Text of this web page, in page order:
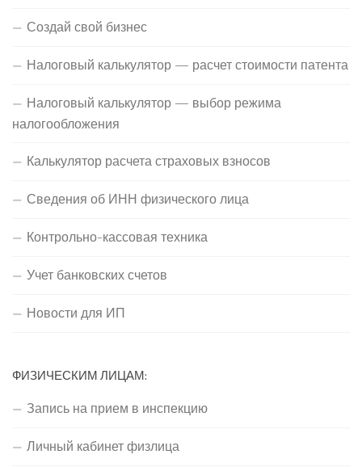
Создай свой бизнес
Налоговый калькулятор — расчет стоимости патента
Налоговый калькулятор — выбор режима
налогообложения
Калькулятор расчета страховых взносов
Сведения об ИНН физического лица
Контрольно-кассовая техника
Учет банковских счетов
Новости для ИП
ФИЗИЧЕСКИМ ЛИЦАМ:
Запись на прием в инспекцию
Личный кабинет физлица